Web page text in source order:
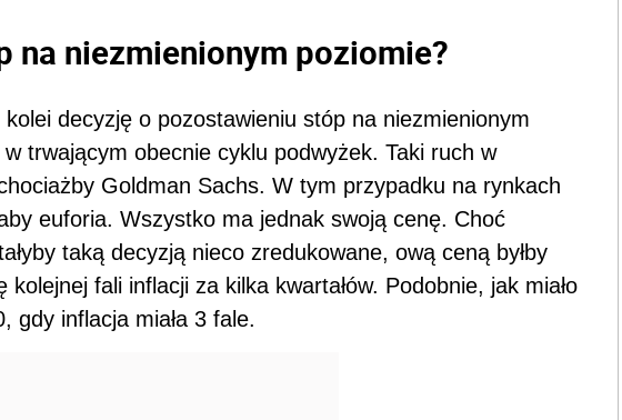
na niezmienionym poziomie?
decyzję o pozostawieniu stóp na niezmienionym
w trwającym obecnie cyklu podwyżek. Taki ruch w
Goldman Sachs. W tym przypadku na rynkach
euforia. Wszystko ma jednak swoją cenę. Choć
taką decyzją nieco zredukowane, ową ceną byłby
fali inflacji za kilka kwartałów. Podobnie, jak miało
gdy inflacja miała 3 fale.